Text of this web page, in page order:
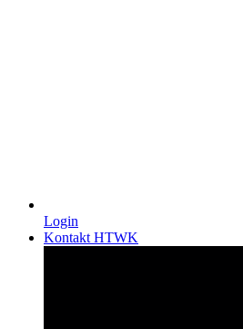
Login
Kontakt HTWK